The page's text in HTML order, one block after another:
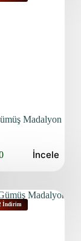
Madalyon
İncele
İndirim